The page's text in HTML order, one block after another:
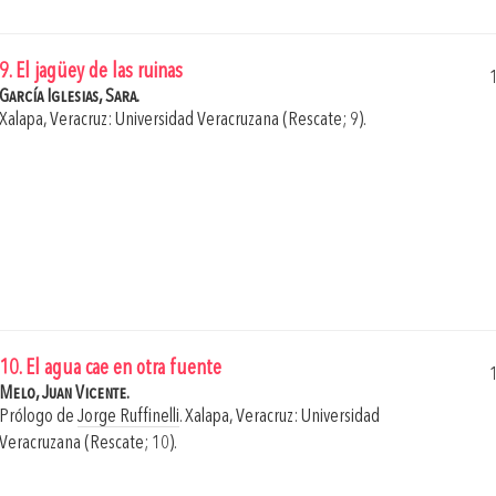
9. El jagüey de las ruinas
García Iglesias, Sara.
Xalapa, Veracruz: Universidad Veracruzana (Rescate; 9).
10. El agua cae en otra fuente
Melo, Juan Vicente.
Prólogo deJorge Ruffinelli.Xalapa, Veracruz: Universidad
Veracruzana (Rescate; 10).